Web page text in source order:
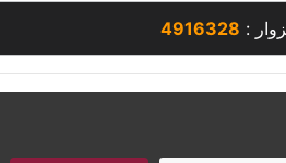
:
4916328